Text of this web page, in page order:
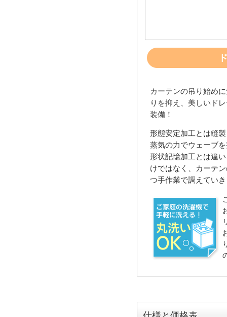
カーテンの吊り始め
りを抑え、美しいド
装備！
形態安定加工とは縫
蒸気の力でウェーブ
形状記憶加工とは違
けではなく、カーテ
つ手作業で調えてい